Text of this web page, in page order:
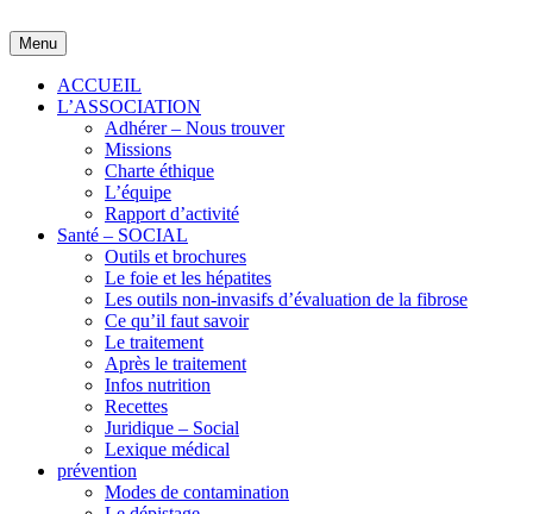
to
content
Menu
ACCUEIL
L’ASSOCIATION
Adhérer – Nous trouver
Missions
Charte éthique
L’équipe
Rapport d’activité
Santé – SOCIAL
Outils et brochures
Le foie et les hépatites
Les outils non-invasifs d’évaluation de la fibrose
Ce qu’il faut savoir
Le traitement
Après le traitement
Infos nutrition
Recettes
Juridique – Social
Lexique médical
prévention
Modes de contamination